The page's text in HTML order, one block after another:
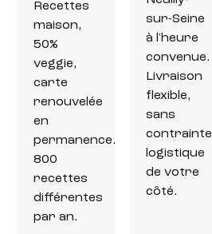
Recettes
maison,
50%
veggie,
carte
renouvelée
en
permanence.
800
recettes
différentes
par an.
sur-Seine
à l'heure
convenue.
Livraison
flexible,
sans
contrainte
logistique
de votre
côté.